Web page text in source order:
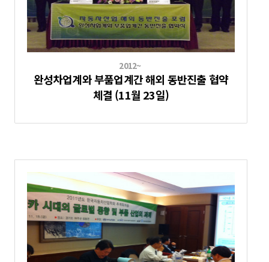
2012~
완성차업계와 부품업계간 해외 동반진출 협약
체결 (11월 23일)